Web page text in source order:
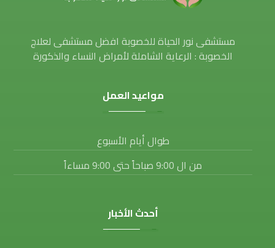
مستشفى نور الحياة للخصوبة افضل مستشفى لعلاج
الخصوبة : الرعاية الشاملة لأمراض النساء والذكورة
مواعيد العمل
طوال أيام الأسبوع
من ال 9:00 صباحاً حتى 9:00 مساءاً
أحدث الأخبار